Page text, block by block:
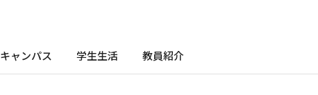
キャンパス 学生生活 教員紹介